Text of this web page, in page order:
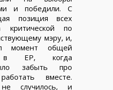
и победили. С
позиция всех
критической по
мэру, и,
момент общей
в ЕР, когда
забыть про
вместе.
случилось, и